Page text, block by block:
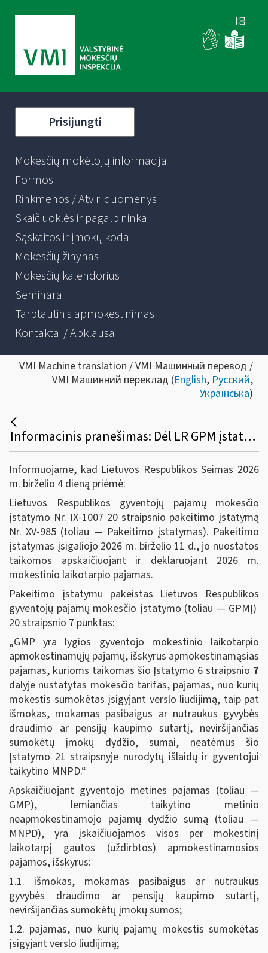
Prisijungti
Mokesčių mokėtojų informacija
Formos
Rinkmenos / Atviri duomenys
Skaičiuoklės ir pagalbininkai
Sąskaitos ir įmokų kodai
Mokesčių žinynas
Mokesčių kalendorius
Seminarai
Tarptautinis apmokestinimas
Kontaktai / Apklausa
VMI Machine translation / VMI Машинный перевод /
VMI Машинний переклад (English, Русский,
Українська)
Informacinis pranešimas: Dėl LR GPM įstatymo 20 straipsnio 7 dalies pakeitimo įstatymo
Informuojame, kad Lietuvos Respublikos Seimas 2026
m. birželio 4 dieną priėmė:
Lietuvos Respublikos gyventojų pajamų mokesčio
įstatymo Nr. IX-1007 20 straipsnio pakeitimo įstatymą
Nr. XV-985 (toliau — Pakeitimo įstatymas). Pakeitimo
įstatymas įsigaliojo 2026 m. birželio 11 d., jo nuostatos
taikomos apskaičiuojant ir deklaruojant 2026 m.
mokestinio laikotarpio pajamas.
Pakeitimo įstatymu pakeistas Lietuvos Respublikos
gyventojų pajamų mokesčio įstatymo (toliau — GPMĮ)
20 straipsnio 7 punktas:
„GMP yra lygios gyventojo mokestinio laikotarpio
apmokestinamųjų pajamų, išskyrus apmokestinamąsias
pajamas, kurioms taikomas šio Įstatymo 6 straipsnio 7
dalyje nustatytas mokesčio tarifas, pajamas, nuo kurių
mokestis sumokėtas įsigyjant verslo liudijimą, taip pat
išmokas, mokamas pasibaigus ar nutraukus gyvybės
draudimo ar pensijų kaupimo sutartį, neviršijančias
sumokėtų įmokų dydžio, sumai, neatėmus šio
Įstatymo 21 straipsnyje nurodytų išlaidų ir gyventojui
taikytino MNPD.“
Apskaičiuojant gyventojo metines pajamas (toliau —
GMP), lemiančias taikytino metinio
neapmokestinamojo pajamų dydžio sumą (toliau —
MNPD), yra įskaičiuojamos visos per mokestinį
laikotarpį gautos (uždirbtos) apmokestinamosios
pajamos, išskyrus:
1.1. išmokas, mokamas pasibaigus ar nutraukus
gyvybės draudimo ar pensijų kaupimo sutartį,
neviršijančias sumokėtų įmokų sumos;
1.2. pajamas, nuo kurių pajamų mokestis sumokėtas
įsigyjant verslo liudijimą;